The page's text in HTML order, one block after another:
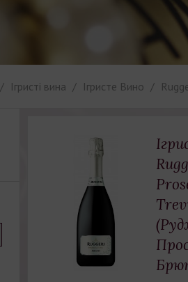
Ігристі вина Iгристе Вино